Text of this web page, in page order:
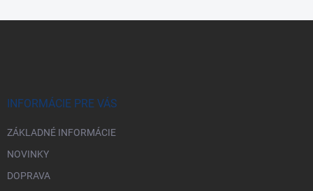
INFORMÁCIE PRE VÁS
ZÁKLADNÉ INFORMÁCIE
NOVINKY
DOPRAVA